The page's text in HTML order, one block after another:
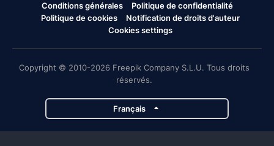
Conditions générales
Politique de confidentialité
Politique de cookies
Notification de droits d'auteur
Cookies settings
Copyright © 2010-2026 Freepik Company S.L.U. Tous droits
réservés.
Français